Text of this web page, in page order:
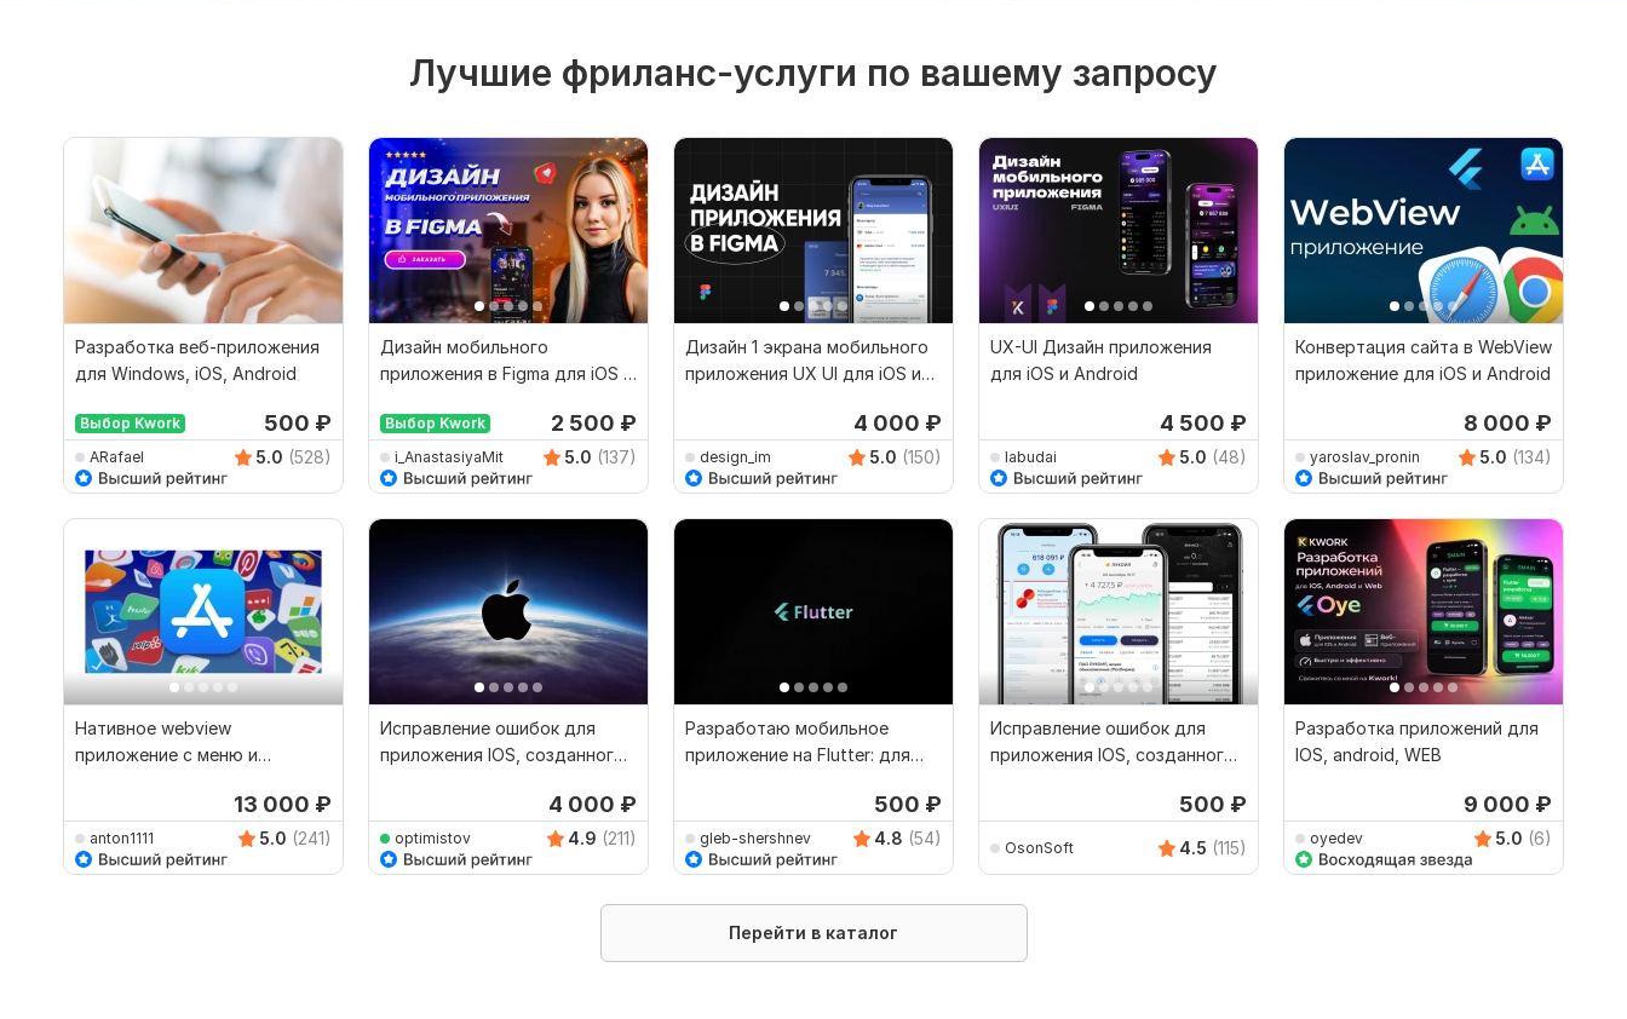
Лучшие фриланс-услуги по вашему запросу
Разработка веб-приложения
для Windows, iOS, Android
Выбор Kwork 500 ₽
ARafael 5.0 (528)
Дизайн мобильного
приложения в Figma для iOS и
Выбор Kwork 2 500 ₽
i_AnastasiyaMit 5.0 (137)
Дизайн 1 экрана мобильного
приложения UX UI для iOS или
4 000 ₽
design_im 5.0 (150)
UX-UI Дизайн приложения
для iOS и Android
4 500 ₽
labudai 5.0 (48)
Конвертация сайта в WebView
приложение для iOS и Android
8 000 ₽
yaroslav_pronin 5.0 (134)
Нативное webview
приложение с меню и
13 000 ₽
anton1111 5.0 (241)
Исправление ошибок для
приложения IOS, созданного
4 000 ₽
optimistov 4.9 (211)
Разработаю мобильное
приложение на Flutter: для
500 ₽
gleb-shershnev 4.8 (54)
Исправление ошибок для
приложения IOS, созданного
500 ₽
OsonSoft 4.5 (115)
Разработка приложений для
IOS, android, WEB
9 000 ₽
oyedev 5.0 (6)
Перейти в каталог